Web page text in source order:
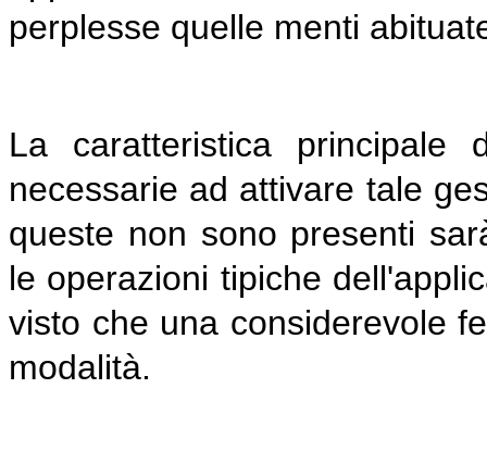
perplesse quelle menti
La caratteristica
necessarie ad attivare tale
queste non sono presenti
le operazioni tipiche
visto che una considerevole
modalità.